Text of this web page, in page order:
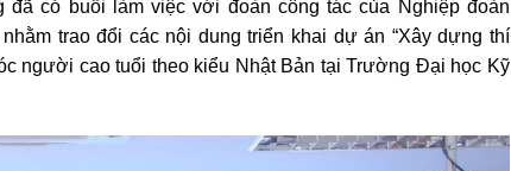
có buổi làm việc với đoàn công tác của Nghiệp đoàn
trao đổi các nội dung triển khai dự án “Xây dựng thí
người cao tuổi theo kiểu Nhật Bản tại Trường Đại học Kỹ